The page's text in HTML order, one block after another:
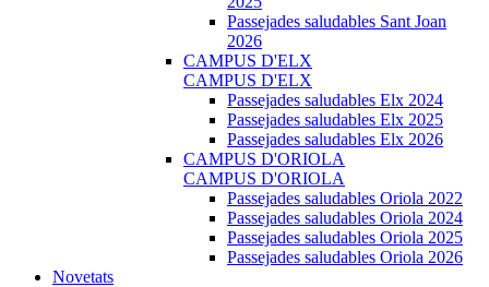
Passejades saludables Sant Joan
2026
CAMPUS D'ELX
CAMPUS D'ELX
Passejades saludables Elx 2024
Passejades saludables Elx 2025
Passejades saludables Elx 2026
CAMPUS D'ORIOLA
CAMPUS D'ORIOLA
Passejades saludables Oriola 2022
Passejades saludables Oriola 2024
Passejades saludables Oriola 2025
Passejades saludables Oriola 2026
Novetats